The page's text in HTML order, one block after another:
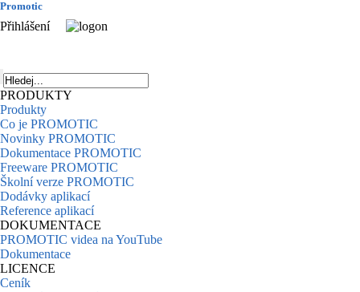
Promotic
Přihlášení
PRODUKTY
Produkty
Co je PROMOTIC
Novinky PROMOTIC
Dokumentace PROMOTIC
Freeware PROMOTIC
Školní verze PROMOTIC
Dodávky aplikací
Reference aplikací
DOKUMENTACE
PROMOTIC videa na YouTube
Dokumentace
LICENCE
Ceník